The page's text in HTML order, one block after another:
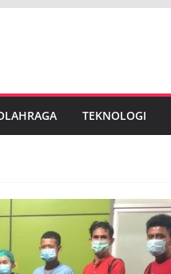
TEKNOLOGI